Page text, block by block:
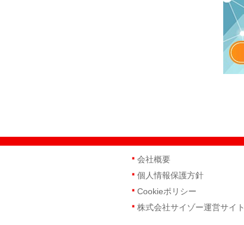
会社概要
個人情報保護方針
Cookieポリシー
株式会社サイゾー運営サイト